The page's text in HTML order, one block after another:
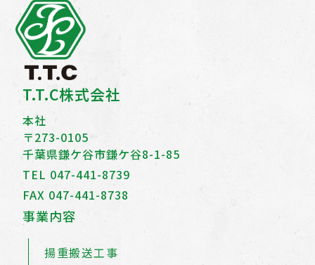
T.T.C株式会社
本社
〒273-0105
千葉県鎌ケ谷市鎌ケ谷8-1-85
TEL 047-441-8739
FAX 047-441-8738
事業内容
揚重搬送工事